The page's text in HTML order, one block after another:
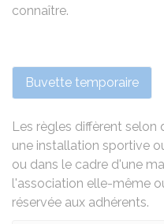
connaître.
Buvette temporaire
Les règles diffèrent
une installation sportive
ou dans le cadre d'une
l'association elle-même
réservée aux adhérents.